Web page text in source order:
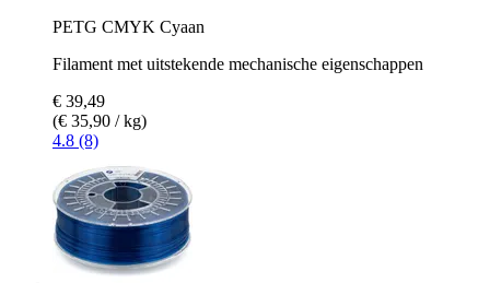
PETG CMYK Cyaan
Filament met uitstekende mechanische eigenschappen
€ 39,49
(€ 35,90 / kg)
4.8 (8)